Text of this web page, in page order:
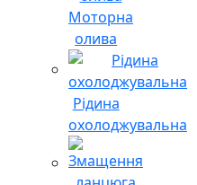
Моторна
олива
Рідина
охолоджувальна